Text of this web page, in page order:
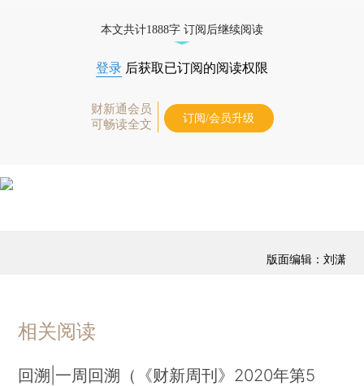
本文共计1888字 订阅后继续阅读
登录 后获取已订阅的阅读权限
财新通会员
可畅读全文
订阅/会员升级
版面编辑：刘潇
相关阅读
回溯|一周回溯（《财新周刊》2020年第5